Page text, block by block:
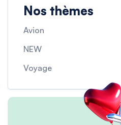
Nos thèmes
Avion
NEW
Voyage